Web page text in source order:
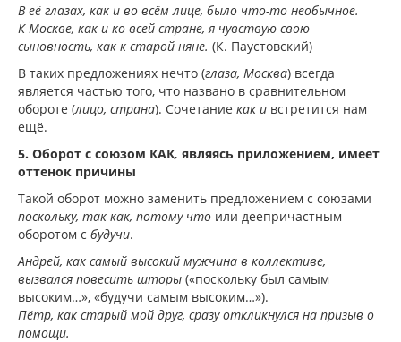
В её глазах, как и во всём лице, было что-то необычное.
К Москве, как и ко всей стране, я чувствую свою
сыновность, как к старой няне. (К. Паустовский)
В таких предложениях нечто (глаза, Москва) всегда
является частью того, что названо в сравнительном
обороте (лицо, страна). Сочетание как и встретится нам
ещё.
5. Оборот с союзом КАК, являясь приложением, имеет
оттенок причины
Такой оборот можно заменить предложением с союзами
поскольку, так как, потому что или деепричастным
оборотом с будучи.
Андрей, как самый высокий мужчина в коллективе,
вызвался повесить шторы («поскольку был самым
высоким…», «будучи самым высоким…»).
Пётр, как старый мой друг, сразу откликнулся на призыв о
помощи.